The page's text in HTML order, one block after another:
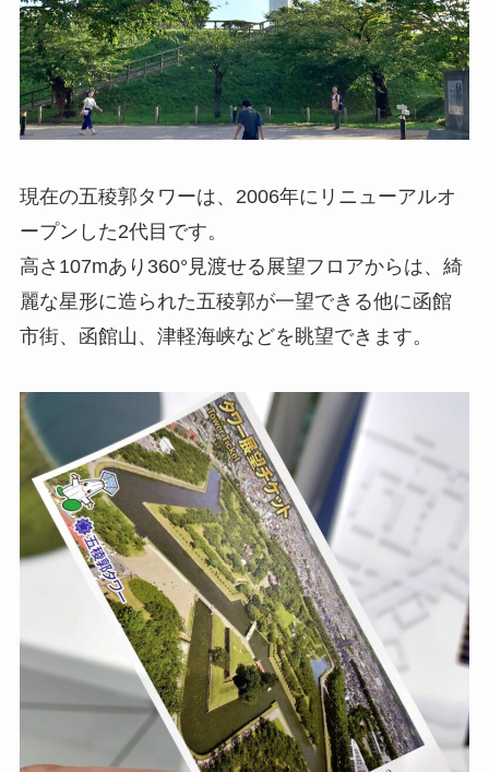
現在の五稜郭タワーは、2006年にリニューアルオ
ープンした2代目です。
高さ107mあり360°見渡せる展望フロアからは、綺
麗な星形に造られた五稜郭が一望できる他に函館
市街、函館山、津軽海峡などを眺望できます。